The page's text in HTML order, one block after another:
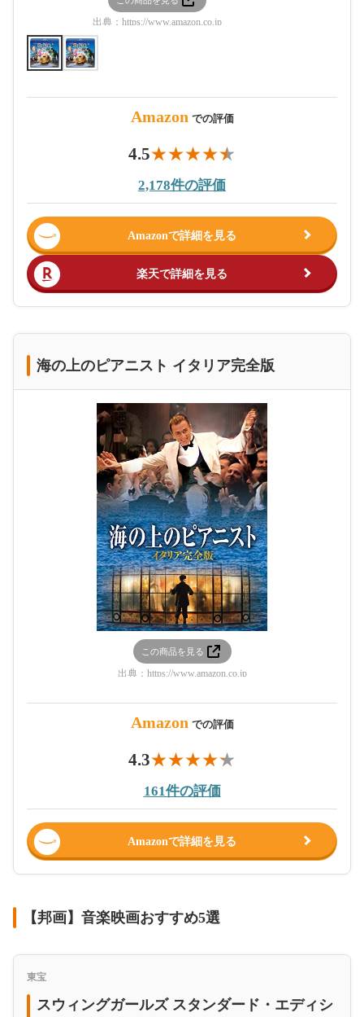
出典： https://www.amazon.co.jp
Amazon での評価
4.5
2,178件の評価
Amazonで詳細を見る
楽天で詳細を見る
海の上のピアニスト イタリア完全版
この商品を見る
出典： https://www.amazon.co.jp
Amazon での評価
4.3
161件の評価
Amazonで詳細を見る
【邦画】音楽映画おすすめ5選
東宝
スウィングガールズ スタンダード・エディシ